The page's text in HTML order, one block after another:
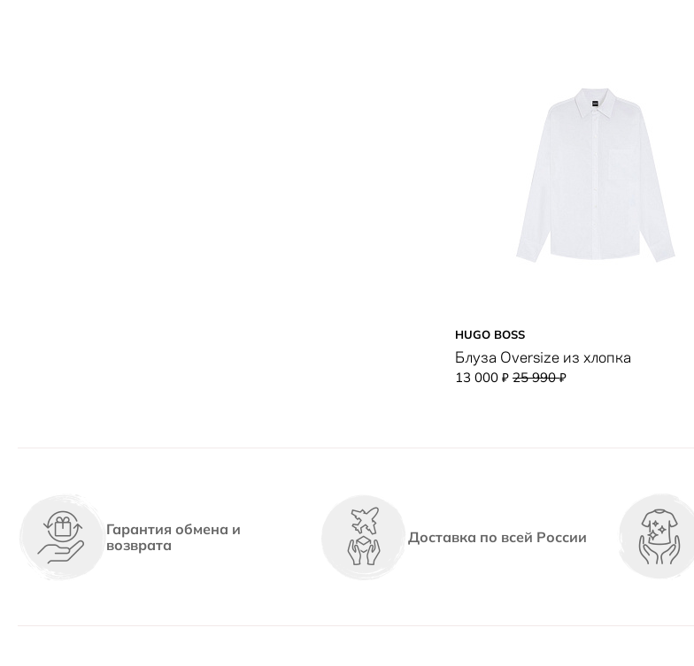
HUGO BOSS
Блуза Oversize из хлопка
13 000 ₽ 25 990₽
Гарантия обмена и
возврата
Доставка по всей России